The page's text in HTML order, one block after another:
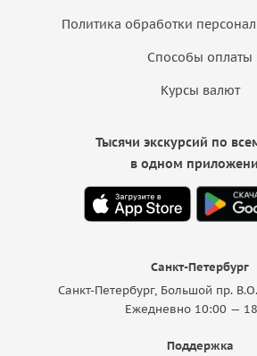
Политика обработки
Способы оплаты
Курсы валют
Санкт-Петербург
Санкт-Петербург, Большой пр.
Ежедневно 10:00 —
Поддержка
Тысячи экскурсий по
в одном